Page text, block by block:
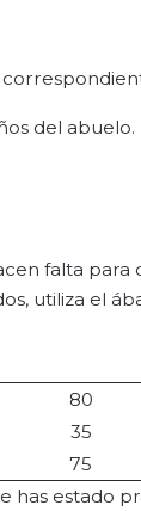
del abuelo.
falta
utiliza el
80
35
75
has estado